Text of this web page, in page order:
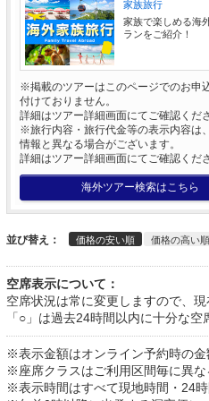
家族旅行
家族で楽しめる海
ランをご紹介！
※掲載のツアーはこのページでのお申
付けておりません。
詳細はツアー詳細画面にてご確認くだ
※旅行内容・旅行代金等の表示内容は
情報と異なる場合がございます。
詳細はツアー詳細画面にてご確認くだ
海外ツアー検索はこちら
並び替え： 価格の安い順 価格の高い順
空席表示について：
空席状況は常に変更しますので、
「○」は過去24時間以内に十分な
※表示金額はオンライン予約時の金
※座席クラスはご利用区間毎に異な
※表示時間はすべて現地時間・24時